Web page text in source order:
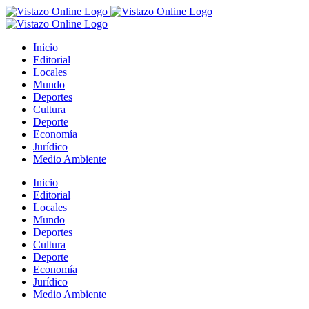
Saltar
al
Inicio
Editorial
Locales
Mundo
Deportes
Cultura
Deporte
Economía
Jurídico
Medio Ambiente
Inicio
Editorial
Locales
Mundo
Deportes
Cultura
Deporte
Economía
Jurídico
Medio Ambiente